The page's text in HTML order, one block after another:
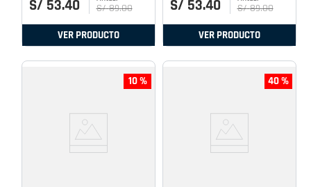
S/ 53.40 S/ 89.00
VER PRODUCTO
S/ 53.40 S/ 89.00
VER PRODUCTO
10 % 40 %